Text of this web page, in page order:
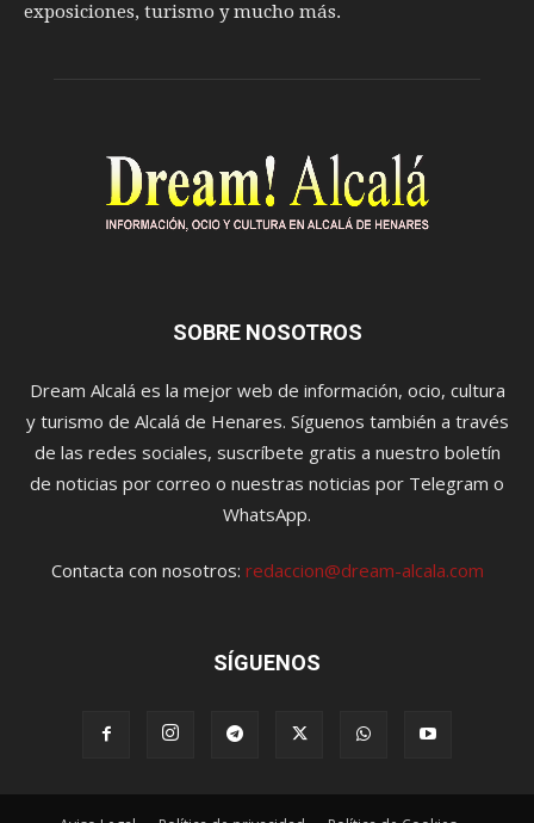
exposiciones, turismo y mucho más.
SOBRE NOSOTROS
Dream Alcalá es la mejor web de información, ocio, cultura
y turismo de Alcalá de Henares. Síguenos también a través
de las redes sociales, suscríbete gratis a nuestro boletín
de noticias por correo o nuestras noticias por Telegram o
WhatsApp.
Contacta con nosotros: redaccion@dream-alcala.com
SÍGUENOS